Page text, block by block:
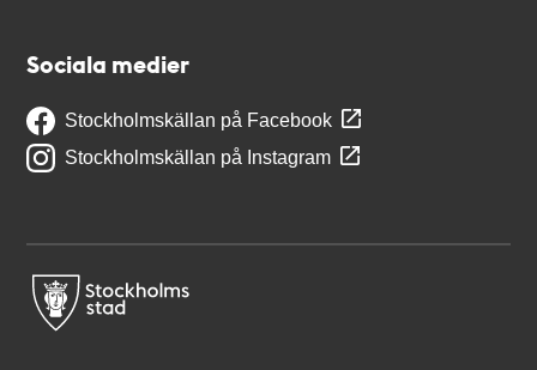
Sociala medier
Stockholmskällan på Facebook
Stockholmskällan på Instagram